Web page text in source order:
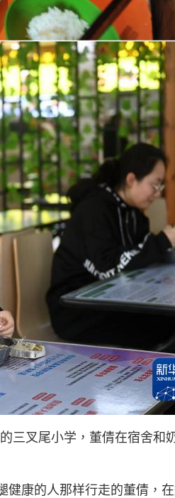
三叉尾小学，董倩在宿舍
康的人那样行走的董倩，